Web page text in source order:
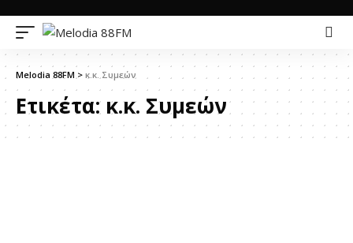
Melodia 88FM > κ.κ. Συμεών
Ετικέτα: κ.κ. Συμεών